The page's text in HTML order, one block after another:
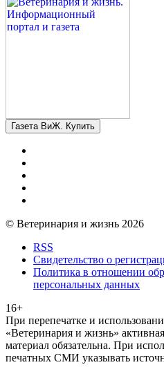
Газета ВиЖ. Купить
© Ветеринария и жизнь 2026
RSS
Свидетельство о
Политика в отношении
персональных данных
16+
При перепечатке и
«Ветеринария и жизнь»
материал обязательна. При
печатных СМИ указывать